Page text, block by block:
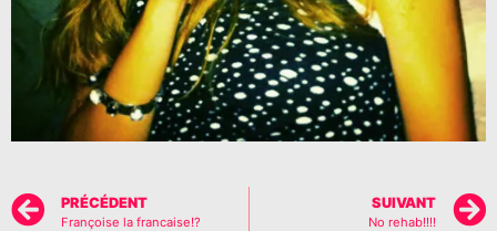
PRÉCÉDENT
Françoise la francaise!?
SUIVANT
No rehab!!!!